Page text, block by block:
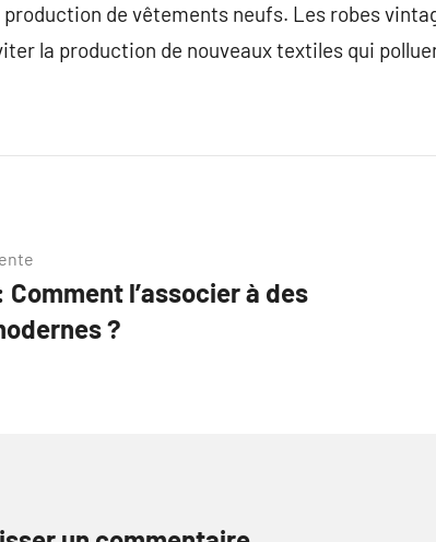
production de vêtements neufs. Les robes
la production de nouveaux textiles qui
l’associer à des
?